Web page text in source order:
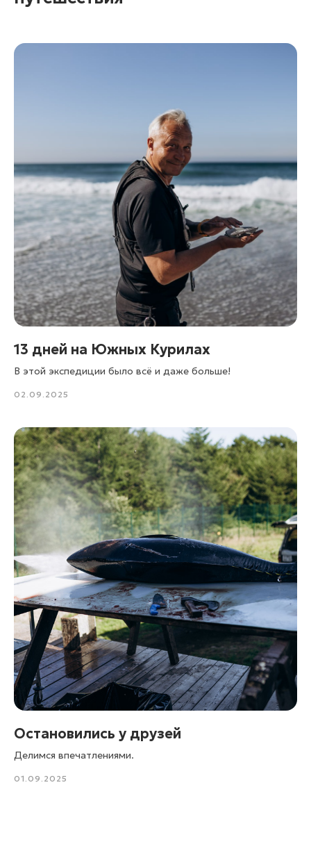
13 дней на Южных Курилах
В этой экспедиции было всё и даже больше!
02.09.2025
Остановились у друзей
Делимся впечатлениями.
01.09.2025